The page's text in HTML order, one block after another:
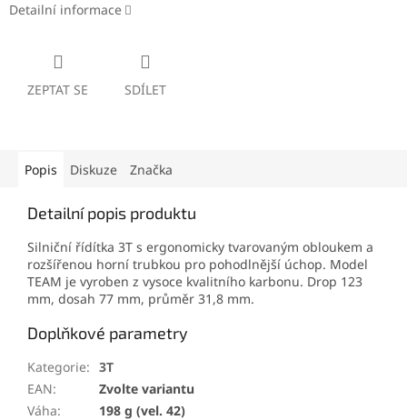
Detailní informace
ZEPTAT SE SDÍLET
Popis Diskuze Značka
Detailní popis produktu
Silniční řídítka 3T s ergonomicky tvarovaným obloukem a
rozšířenou horní trubkou pro pohodlnější úchop. Model
TEAM je vyroben z vysoce kvalitního karbonu. Drop 123
mm, dosah 77 mm, průměr 31,8 mm.
Doplňkové parametry
Kategorie: 3T
EAN:
Zvolte variantu
Váha: 198 g (vel. 42)